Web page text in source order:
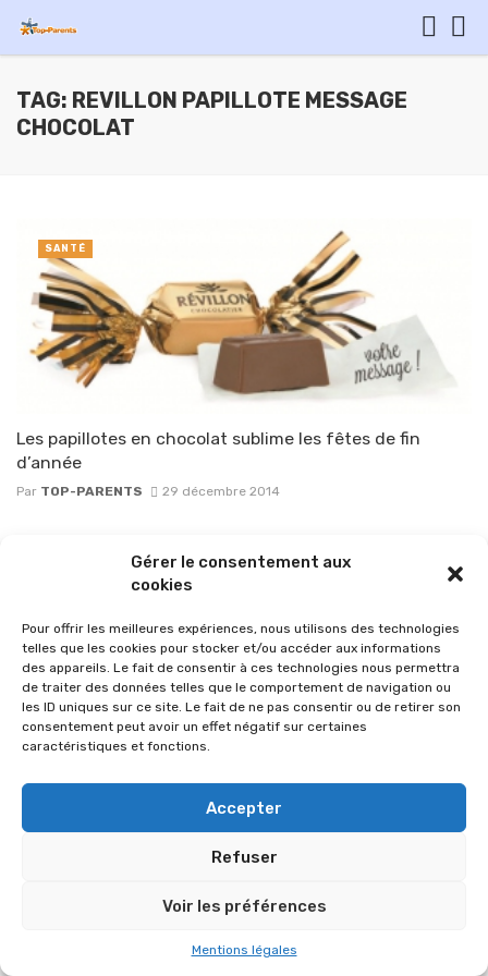
Gérer le consentement aux
cookies
Pour offrir les meilleures expériences, nous utilisons des technologies
telles que les cookies pour stocker et/ou accéder aux informations
des appareils. Le fait de consentir à ces technologies nous permettra
de traiter des données telles que le comportement de navigation ou
les ID uniques sur ce site. Le fait de ne pas consentir ou de retirer son
consentement peut avoir un effet négatif sur certaines
caractéristiques et fonctions.
Accepter
Refuser
Voir les préférences
Mentions légales
TAG: REVILLON PAPILLOTE MESSAGE
CHOCOLAT
Les papillotes en chocolat sublime les fêtes de fin
d’année
Par TOP-PARENTS 29 décembre 2014
SANTÉ
© 2026 Im-presse. Tous droits réservés.
MENTIONS LÉGALES